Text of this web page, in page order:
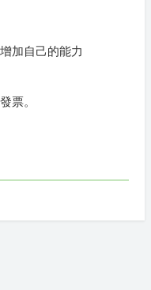
加自己的能力
票。